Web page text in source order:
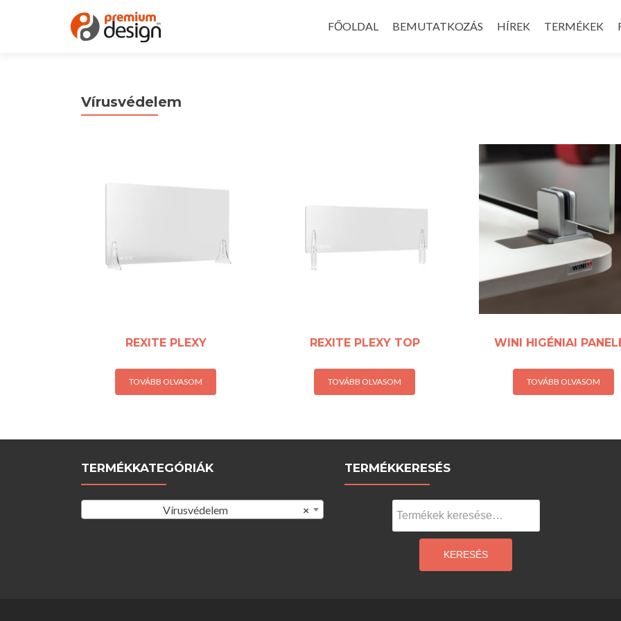
to
FŐOLDAL BEMUTATKOZÁS HÍREK TERMÉKEK
Vírusvédelem
REXITE PLEXY
TOVÁBB OLVASOM
REXITE PLEXY TOP
TOVÁBB OLVASOM
WINI HIGÉNIAI
TOVÁBB OLVASOM
TERMÉKKATEGÓRIÁK
×
Vírusvédelem
TERMÉKKERESÉS
Keresés
következőre:
KERESÉS